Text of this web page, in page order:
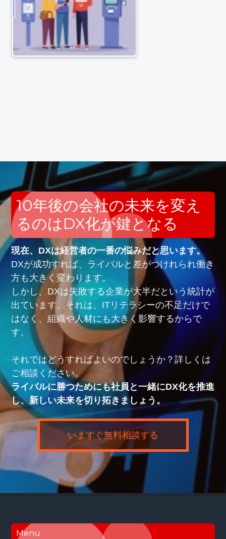
10年後の会社の未来を変え
るのはDX化が鍵となる
現在、DXは経営者の一番の悩みだと思います。
DXが成功すれば、ライバルと差がつけれられ働き
方も大きく変わります。
しかし、DXは失敗する企業が大半だという統計が
出ています。それは、ITリテラシーの不足だけで
はなく、組織や人材にも大きく影響するからで
す。
それではどうすればよいのでしょうか？詳しくは
ご相談ください。
ライバルに勝つためにも社員と一緒にDX化を推進
し、新しい未来を切り拓きましょう。
いますぐ無料相談する
Footer
Menu